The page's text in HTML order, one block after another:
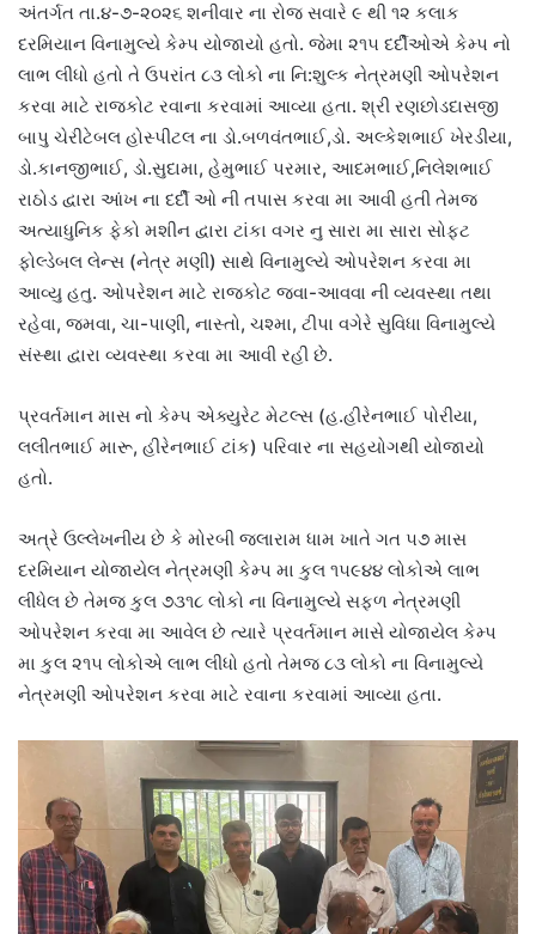
અંતર્ગત તા.૪-૭-૨૦૨૬ શનીવાર ના રોજ સવારે ૯ થી ૧૨ કલાક
દરમિયાન વિનામુલ્યે કેમ્પ યોજાયો હતો. જેમા ૨૧૫ દર્દીઓએ કેમ્પ નો
લાભ લીધો હતો તે ઉપરાંત ૮૩ લોકો ના નિ:શુલ્ક નેત્રમણી ઓપરેશન
કરવા માટે રાજકોટ રવાના કરવામાં આવ્યા હતા. શ્રી રણછોડદાસજી
બાપુ ચેરીટેબલ હોસ્પીટલ ના ડો.બળવંતભાઈ,ડો. અલ્કેશભાઈ ખેરડીયા,
ડો.કાનજીભાઈ, ડો.સુદામા, હેમુભાઈ પરમાર, આદમભાઈ,નિલેશભાઈ
રાઠોડ દ્વારા આંખ ના દર્દી ઓ ની તપાસ કરવા મા આવી હતી તેમજ
અત્યાધુનિક ફેકો મશીન દ્વારા ટાંકા વગર નુ સારા મા સારા સોફ્ટ
ફોલ્ડેબલ લેન્સ (નેત્ર મણી) સાથે વિનામુલ્યે ઓપરેશન કરવા મા
આવ્યુ હતુ. ઓપરેશન માટે રાજકોટ જવા-આવવા ની વ્યવસ્થા તથા
રહેવા, જમવા, ચા-પાણી, નાસ્તો, ચશ્મા, ટીપા વગેરે સુવિધા વિનામુલ્યે
સંસ્થા દ્વારા વ્યવસ્થા કરવા મા આવી રહી છે.
પ્રવર્તમાન માસ નો કેમ્પ એક્યુરેટ મેટલ્સ (હ.હીરેનભાઈ પોરીયા,
લલીતભાઈ મારૂ, હીરેનભાઈ ટાંક) પરિવાર ના સહયોગથી યોજાયો
હતો.
અત્રે ઉલ્લેખનીય છે કે મોરબી જલારામ ધામ ખાતે ગત ૫૭ માસ
દરમિયાન યોજાયેલ નેત્રમણી કેમ્પ મા કુલ ૧૫૯૪૪ લોકોએ લાભ
લીધેલ છે તેમજ કુલ ૭૩૧૮ લોકો ના વિનામુલ્યે સફળ નેત્રમણી
ઓપરેશન કરવા મા આવેલ છે ત્યારે પ્રવર્તમાન માસે યોજાયેલ કેમ્પ
મા કુલ ૨૧૫ લોકોએ લાભ લીધો હતો તેમજ ૮૩ લોકો ના વિનામુલ્યે
નેત્રમણી ઓપરેશન કરવા માટે રવાના કરવામાં આવ્યા હતા.